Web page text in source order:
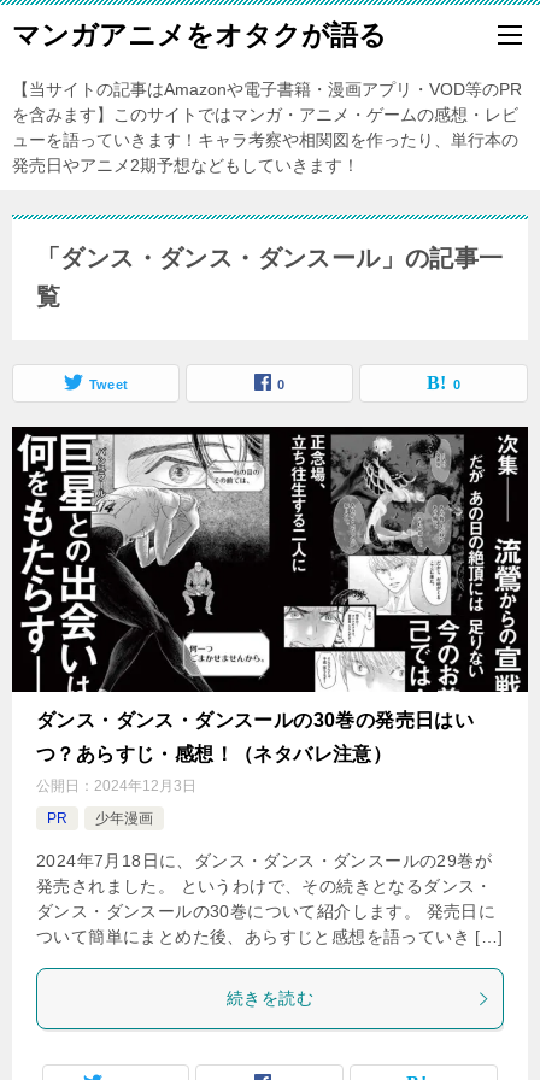
マンガアニメをオタクが語る
【当サイトの記事はAmazonや電子書籍・漫画アプリ・VOD等のPR
を含みます】このサイトではマンガ・アニメ・ゲームの感想・レビ
ューを語っていきます！キャラ考察や相関図を作ったり、単行本の
発売日やアニメ2期予想などもしていきます！
「ダンス・ダンス・ダンスール」の記事一
覧
Tweet 0 0
ダンス・ダンス・ダンスールの30巻の発売日はい
つ？あらすじ・感想！（ネタバレ注意）
公開日： 2024年12月3日
PR
少年漫画
2024年7月18日に、ダンス・ダンス・ダンスールの29巻が
発売されました。 というわけで、その続きとなるダンス・
ダンス・ダンスールの30巻について紹介します。 発売日に
ついて簡単にまとめた後、あらすじと感想を語っていき […]
続きを読む